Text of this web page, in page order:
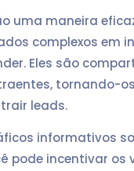
uma maneira
complexos em
Eles são
tornando-
leads.
informativos
pode incentivar os